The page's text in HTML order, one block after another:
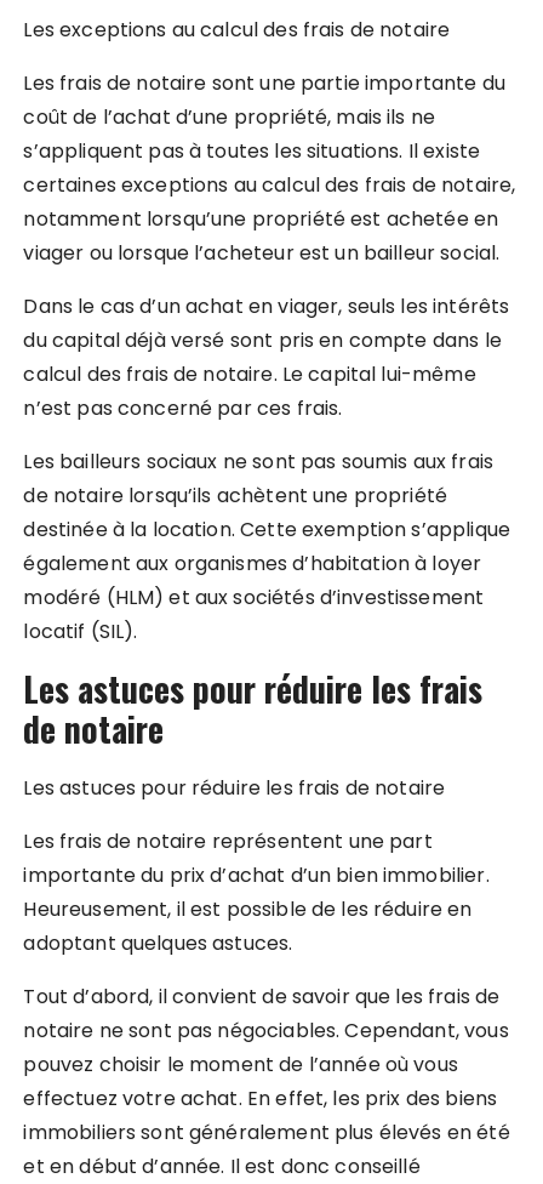
Les exceptions au calcul des frais de notaire
Les frais de notaire sont une partie importante du
coût de l’achat d’une propriété, mais ils ne
s’appliquent pas à toutes les situations. Il existe
certaines exceptions au calcul des frais de notaire,
notamment lorsqu’une propriété est achetée en
viager ou lorsque l’acheteur est un bailleur social.
Dans le cas d’un achat en viager, seuls les intérêts
du capital déjà versé sont pris en compte dans le
calcul des frais de notaire. Le capital lui-même
n’est pas concerné par ces frais.
Les bailleurs sociaux ne sont pas soumis aux frais
de notaire lorsqu’ils achètent une propriété
destinée à la location. Cette exemption s’applique
également aux organismes d’habitation à loyer
modéré (HLM) et aux sociétés d’investissement
locatif (SIL).
Les astuces pour réduire les frais
de notaire
Les astuces pour réduire les frais de notaire
Les frais de notaire représentent une part
importante du prix d’achat d’un bien immobilier.
Heureusement, il est possible de les réduire en
adoptant quelques astuces.
Tout d’abord, il convient de savoir que les frais de
notaire ne sont pas négociables. Cependant, vous
pouvez choisir le moment de l’année où vous
effectuez votre achat. En effet, les prix des biens
immobiliers sont généralement plus élevés en été
et en début d’année. Il est donc conseillé